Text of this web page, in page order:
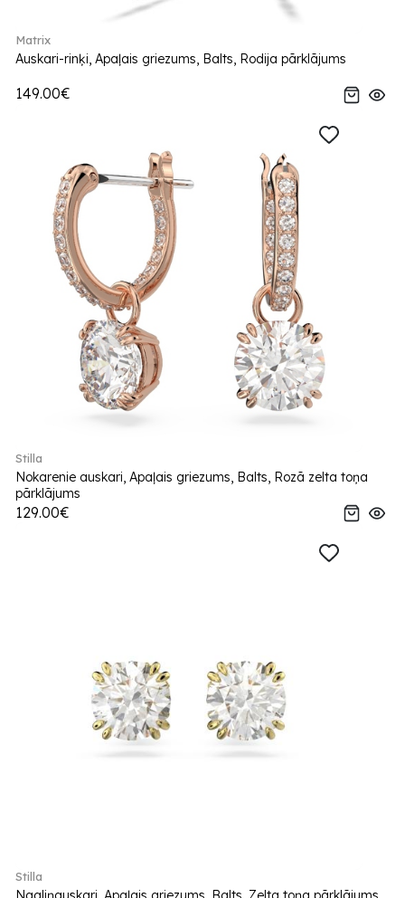
Matrix
Auskari-rinķi, Apaļais griezums, Balts, Rodija pārklājums
149.00€
Stilla
Nokarenie auskari, Apaļais griezums, Balts, Rozā zelta toņa
pārklājums
129.00€
Stilla